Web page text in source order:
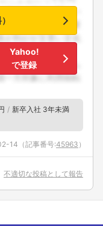
Yahoo!
で登録
新卒入社 3年未満
14 （記事番号:45963 ）
不適切な投稿として報告